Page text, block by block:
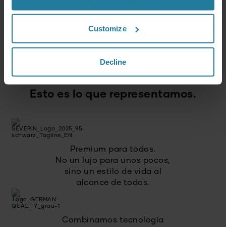
Customize
Decline
Dirección de correo electrónico*
Esto es lo que representamos.
Premium para todos.
No un lujo para unos pocos,
sino un estilo de vida al
alcance de todos.
Combinamos tecnología